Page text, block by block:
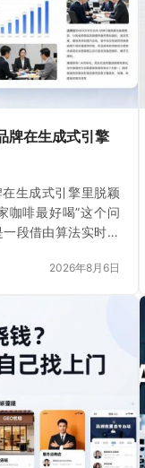
牌在生成式引擎
生成式引擎里脱颖
咖啡最好喝”这个问
段借由算法实时生
2026年8月6日